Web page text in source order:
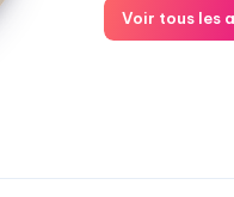
Voir tous les